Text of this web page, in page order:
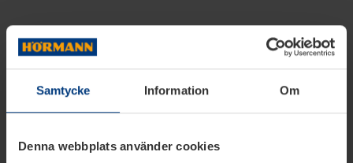
Samtycke Information Om
Denna webbplats använder cookies